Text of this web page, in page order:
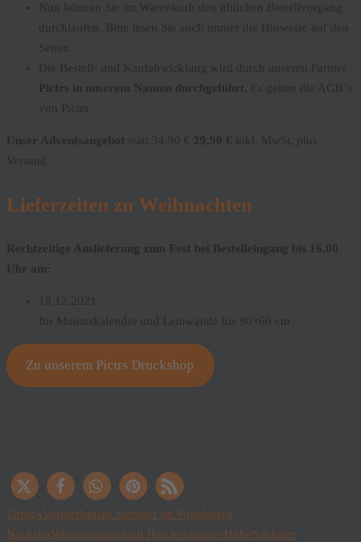
Nun können Sie im Warenkorb den üblichen Bestellvorgang
durchlaufen. Bitte lesen Sie auch immer die Hinweise auf den
Seiten.
Die Bestell- und Kaufabwicklung wird durch unseren Partner
Pictrs in unserem Namen durchgeführt. Es gelten die AGB´s
von Pictrs.
Unser Adventsangebot statt 34,90 € 29,90 €
inkl. MwSt, plus
Versand.
Lieferzeiten zu Weihnachten
Rechtzeitige Auslieferung zum Fest bei Bestelleingang bis 16.00
Uhr am:
18.12.2021
für Monatskalender und Leinwände bis 90×60 cm
Zu unserem Pictrs Druckshop
ZurückVorigerIndian Summer im Vogelsberg
NächsterWinterwonderland Herchenhainer HöheNächster